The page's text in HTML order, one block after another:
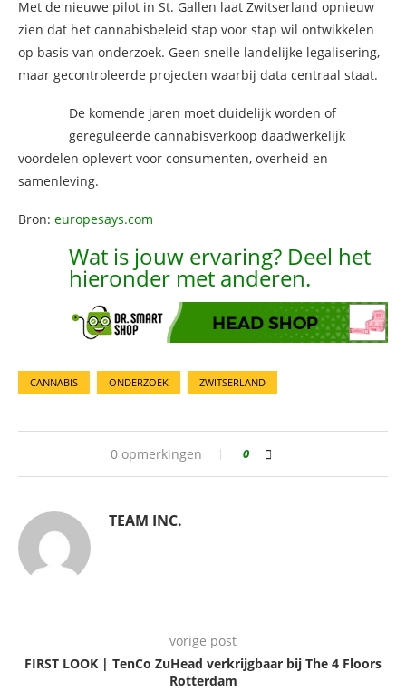
Met de nieuwe pilot in St. Gallen laat Zwitserland opnieuw
zien dat het cannabisbeleid stap voor stap wil ontwikkelen
op basis van onderzoek. Geen snelle landelijke legalisering,
maar gecontroleerde projecten waarbij data centraal staat.
De komende jaren moet duidelijk worden of
gereguleerde cannabisverkoop daadwerkelijk
voordelen oplevert voor consumenten, overheid en
samenleving.
Bron: europesays.com
Wat is jouw ervaring? Deel het
hieronder met anderen.
CANNABIS ONDERZOEK ZWITSERLAND
0 opmerkingen 0
TEAM INC.
vorige post
FIRST LOOK | TenCo ZuHead verkrijgbaar bij The 4 Floors
Rotterdam